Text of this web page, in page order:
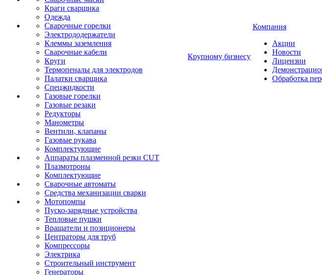
Краги сварщика
Одежда
Сварочные горелки
Электрододержатели
Клеммы заземления
Сварочные кабели
Круги
Термопеналы для электродов
Палатки сварщика
Спецжидкости
Газовые горелки
Газовые резаки
Редукторы
Манометры
Вентили, клапаны
Газовые рукава
Комплектующие
Аппараты плазменной резки CUT
Плазмотроны
Комплектующие
Сварочные автоматы
Средства механизации сварки
Мотопомпы
Пуско-зарядные устройства
Тепловые пушки
Вращатели и позиционеры
Центраторы для труб
Компрессоры
Электрика
Строительный инструмент
Генераторы
Крупному бизнесу
Компания
Акции
Новости
Лицензии
Обработка